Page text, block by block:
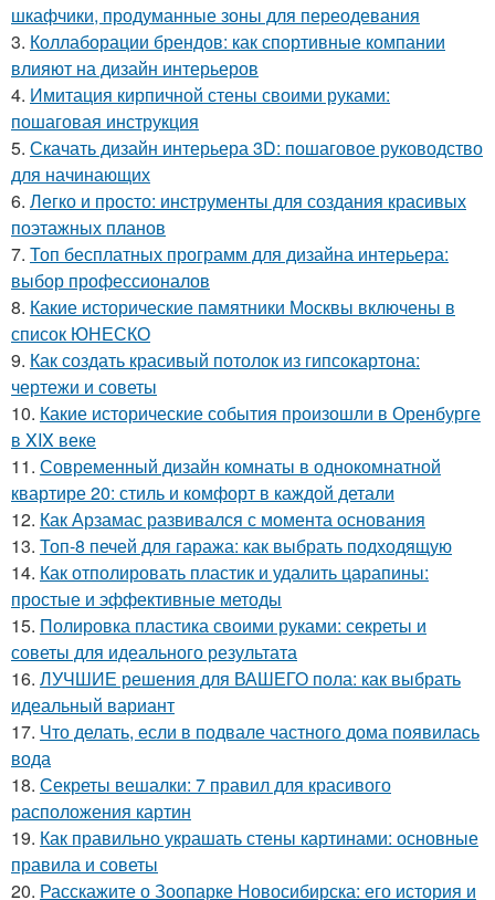
шкафчики, продуманные зоны для переодевания
3. Коллаборации брендов: как спортивные компании
влияют на дизайн интерьеров
4. Имитация кирпичной стены своими руками:
пошаговая инструкция
5. Скачать дизайн интерьера 3D: пошаговое руководство
для начинающих
6. Легко и просто: инструменты для создания красивых
поэтажных планов
7. Топ бесплатных программ для дизайна интерьера:
выбор профессионалов
8. Какие исторические памятники Москвы включены в
список ЮНЕСКО
9. Как создать красивый потолок из гипсокартона:
чертежи и советы
10. Какие исторические события произошли в Оренбурге
в XIX веке
11. Современный дизайн комнаты в однокомнатной
квартире 20: стиль и комфорт в каждой детали
12. Как Арзамас развивался с момента основания
13. Топ-8 печей для гаража: как выбрать подходящую
14. Как отполировать пластик и удалить царапины:
простые и эффективные методы
15. Полировка пластика своими руками: секреты и
советы для идеального результата
16. ЛУЧШИЕ решения для ВАШЕГО пола: как выбрать
идеальный вариант
17. Что делать, если в подвале частного дома появилась
вода
18. Секреты вешалки: 7 правил для красивого
расположения картин
19. Как правильно украшать стены картинами: основные
правила и советы
20. Расскажите о Зоопарке Новосибирска: его история и